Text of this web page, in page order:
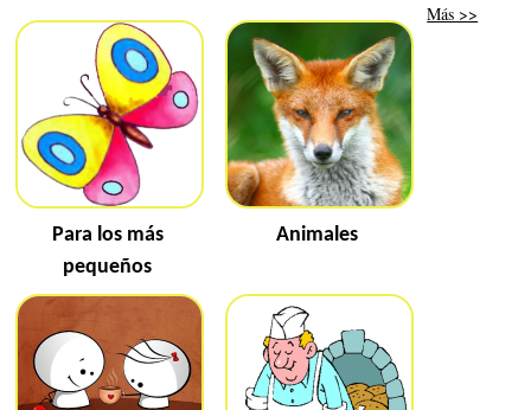
Para los más
pequeños
Animales
Más >>